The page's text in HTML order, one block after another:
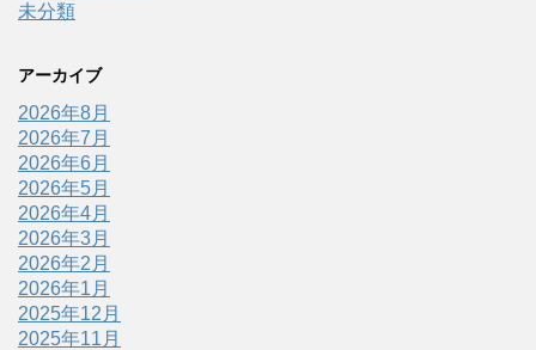
未分類
アーカイブ
2026年8月
2026年7月
2026年6月
2026年5月
2026年4月
2026年3月
2026年2月
2026年1月
2025年12月
2025年11月